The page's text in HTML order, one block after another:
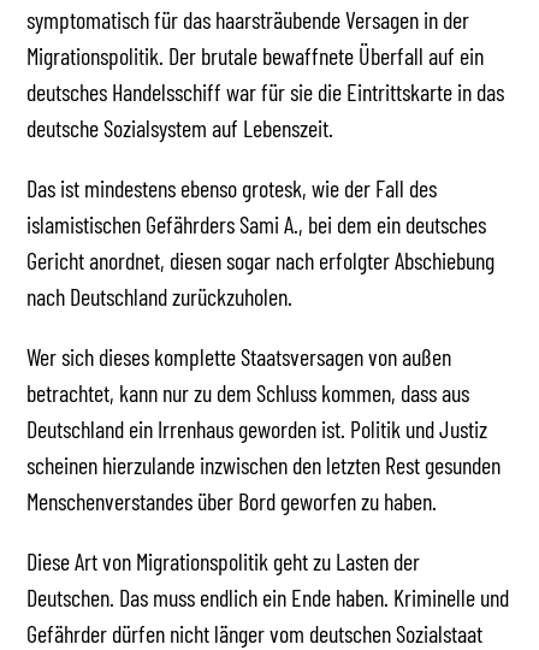
symptomatisch für das haarsträubende Versagen in der
Migrationspolitik. Der brutale bewaffnete Überfall auf ein
deutsches Handelsschiff war für sie die Eintrittskarte in das
deutsche Sozialsystem auf Lebenszeit.
Das ist mindestens ebenso grotesk, wie der Fall des
islamistischen Gefährders Sami A., bei dem ein deutsches
Gericht anordnet, diesen sogar nach erfolgter Abschiebung
nach Deutschland zurückzuholen.
Wer sich dieses komplette Staatsversagen von außen
betrachtet, kann nur zu dem Schluss kommen, dass aus
Deutschland ein Irrenhaus geworden ist. Politik und Justiz
scheinen hierzulande inzwischen den letzten Rest gesunden
Menschenverstandes über Bord geworfen zu haben.
Diese Art von Migrationspolitik geht zu Lasten der
Deutschen. Das muss endlich ein Ende haben. Kriminelle und
Gefährder dürfen nicht länger vom deutschen Sozialstaat